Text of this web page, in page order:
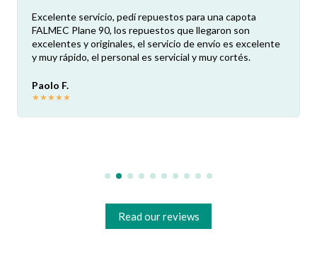
Excelente servicio, pedí repuestos para una capota
FALMEC Plane 90, los repuestos que llegaron son
excelentes y originales, el servicio de envío es excelente
y muy rápido, el personal es servicial y muy cortés.
Paolo F.
★★★★★
Read our reviews